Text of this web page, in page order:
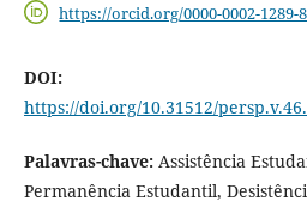
https://orcid.org/0000-0002-1289-
DOI:
https://doi.org/10.31512/
Palavras-chave: Assistência
Permanência Estudantil,